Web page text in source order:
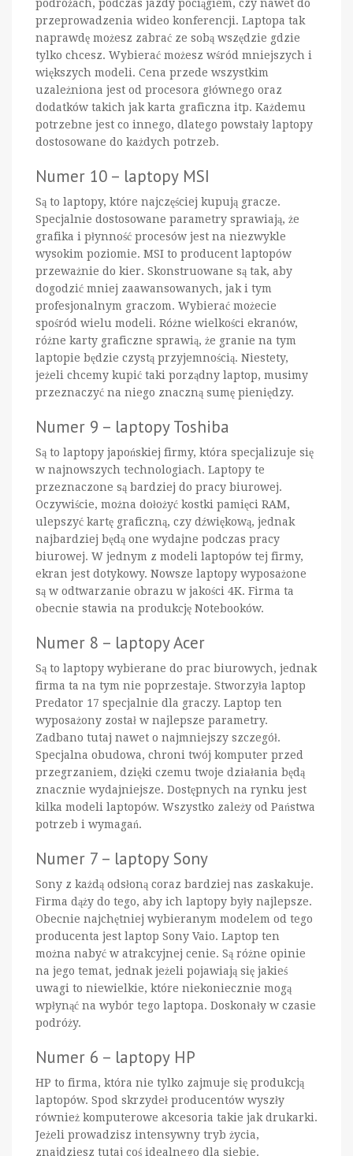
podróżach, podczas jazdy pociągiem, czy nawet do
przeprowadzenia wideo konferencji. Laptopa tak
naprawdę możesz zabrać ze sobą wszędzie gdzie
tylko chcesz. Wybierać możesz wśród mniejszych i
większych modeli. Cena przede wszystkim
uzależniona jest od procesora głównego oraz
dodatków takich jak karta graficzna itp. Każdemu
potrzebne jest co innego, dlatego powstały laptopy
dostosowane do każdych potrzeb.
Numer 10 – laptopy MSI
Są to laptopy, które najczęściej kupują gracze.
Specjalnie dostosowane parametry sprawiają, że
grafika i płynność procesów jest na niezwykle
wysokim poziomie. MSI to producent laptopów
przeważnie do kier. Skonstruowane są tak, aby
dogodzić mniej zaawansowanych, jak i tym
profesjonalnym graczom. Wybierać możecie
spośród wielu modeli. Różne wielkości ekranów,
różne karty graficzne sprawią, że granie na tym
laptopie będzie czystą przyjemnością. Niestety,
jeżeli chcemy kupić taki porządny laptop, musimy
przeznaczyć na niego znaczną sumę pieniędzy.
Numer 9 – laptopy Toshiba
Są to laptopy japońskiej firmy, która specjalizuje się
w najnowszych technologiach. Laptopy te
przeznaczone są bardziej do pracy biurowej.
Oczywiście, można dołożyć kostki pamięci RAM,
ulepszyć kartę graficzną, czy dźwiękową, jednak
najbardziej będą one wydajne podczas pracy
biurowej. W jednym z modeli laptopów tej firmy,
ekran jest dotykowy. Nowsze laptopy wyposażone
są w odtwarzanie obrazu w jakości 4K. Firma ta
obecnie stawia na produkcję Notebooków.
Numer 8 – laptopy Acer
Są to laptopy wybierane do prac biurowych, jednak
firma ta na tym nie poprzestaje. Stworzyła laptop
Predator 17 specjalnie dla graczy. Laptop ten
wyposażony został w najlepsze parametry.
Zadbano tutaj nawet o najmniejszy szczegół.
Specjalna obudowa, chroni twój komputer przed
przegrzaniem, dzięki czemu twoje działania będą
znacznie wydajniejsze. Dostępnych na rynku jest
kilka modeli laptopów. Wszystko zależy od Państwa
potrzeb i wymagań.
Numer 7 – laptopy Sony
Sony z każdą odsłoną coraz bardziej nas zaskakuje.
Firma dąży do tego, aby ich laptopy były najlepsze.
Obecnie najchętniej wybieranym modelem od tego
producenta jest laptop Sony Vaio. Laptop ten
można nabyć w atrakcyjnej cenie. Są różne opinie
na jego temat, jednak jeżeli pojawiają się jakieś
uwagi to niewielkie, które niekoniecznie mogą
wpłynąć na wybór tego laptopa. Doskonały w czasie
podróży.
Numer 6 – laptopy HP
HP to firma, która nie tylko zajmuje się produkcją
laptopów. Spod skrzydeł producentów wyszły
również komputerowe akcesoria takie jak drukarki.
Jeżeli prowadzisz intensywny tryb życia,
znajdziesz tutaj coś idealnego dla siebie.